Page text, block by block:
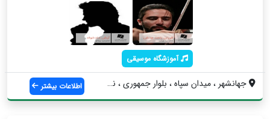
آموزشگاه موسیقی
جهانشهر ، میدان سپاه ، بلوار جمهوری ، نب... اطلاعات بیشتر